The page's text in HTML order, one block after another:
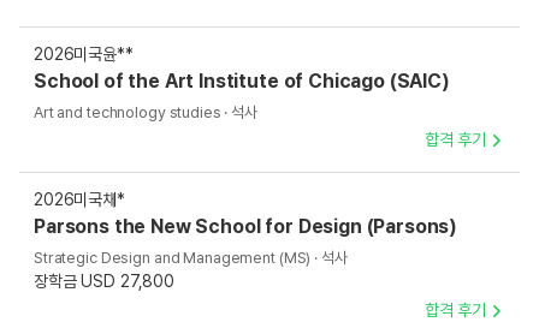
2026미국윤**
School of the Art Institute of Chicago (SAIC)
Art and technology studies · 석사
합격 후기
2026미국채*
Parsons the New School for Design (Parsons)
Strategic Design and Management (MS) · 석사
장학금 USD 27,800
합격 후기